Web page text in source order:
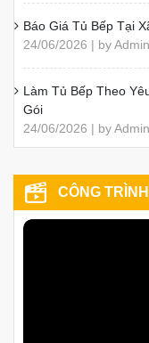
Báo Giá Tủ Bếp Tại
24/06/2026 | by
Làm Tủ Bếp Theo
Gói
24/06/2026 | by
CÔNG